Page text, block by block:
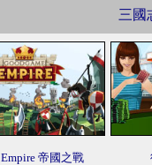
三國
Empire 帝國之戰